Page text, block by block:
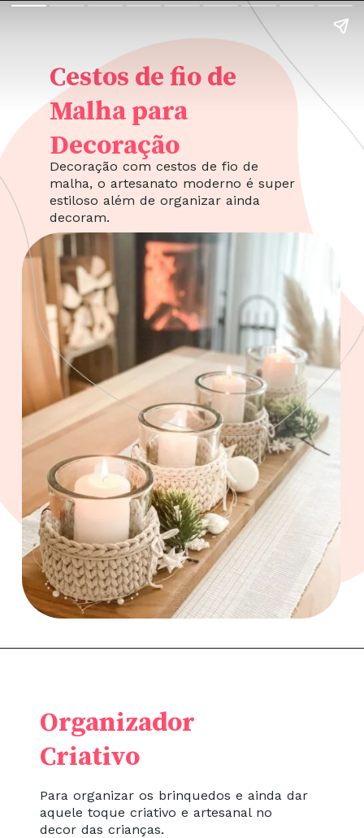
Decoração com cestos de fio de
malha, o artesanato moderno é super
estiloso além de organizar ainda
decoram.
Cestos de fio de
Malha para
Decoração
Para organizar os brinquedos e ainda dar
aquele toque criativo e artesanal no
decor das crianças.
Organizador
Criativo